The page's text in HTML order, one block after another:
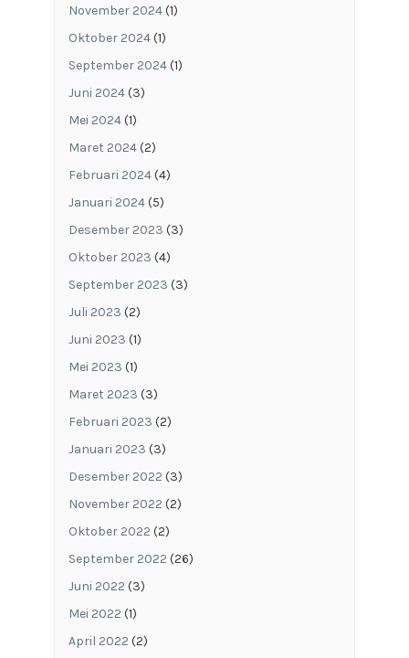
November 2024(1)
Oktober 2024(1)
September 2024(1)
Juni 2024(3)
Mei 2024(1)
Maret 2024(2)
Februari 2024(4)
Januari 2024(5)
Desember 2023 (3)
Oktober 2023 (4)
September 2023 (3)
Juli 2023 (2)
Juni 2023 (1)
Mei 2023 (1)
Maret 2023 (3)
Februari 2023 (2)
Januari 2023 (3)
Desember 2022 (3)
November 2022 (2)
Oktober 2022 (2)
September 2022 (26)
Juni 2022 (3)
Mei 2022 (1)
April 2022 (2)